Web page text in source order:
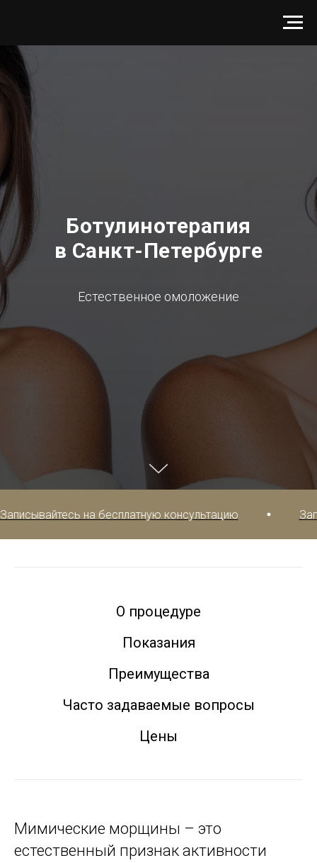
Ботулинотерапия
в Санкт-Петербурге
Естественное омоложение
на бесплатную консультацию
О процедуре
Показания
Преимущества
Часто задаваемые вопросы
Цены
Мимические морщины – это
естественный признак активности